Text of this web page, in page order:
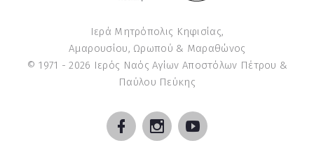
Ιερά Μητρόπολις Κηφισίας,
Αμαρουσίου, Ωρωπού & Μαραθώνος
© 1971 -2026 Ιερός Ναός Αγίων Αποστόλων Πέτρου &
Παύλου Πεύκης